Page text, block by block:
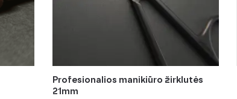
Profesionalios manikiūro žirklutės
21mm